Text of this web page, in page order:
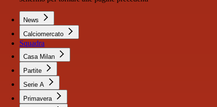
News
Calciomercato
Squadra
Casa Milan
Partite
Serie A
Primavera